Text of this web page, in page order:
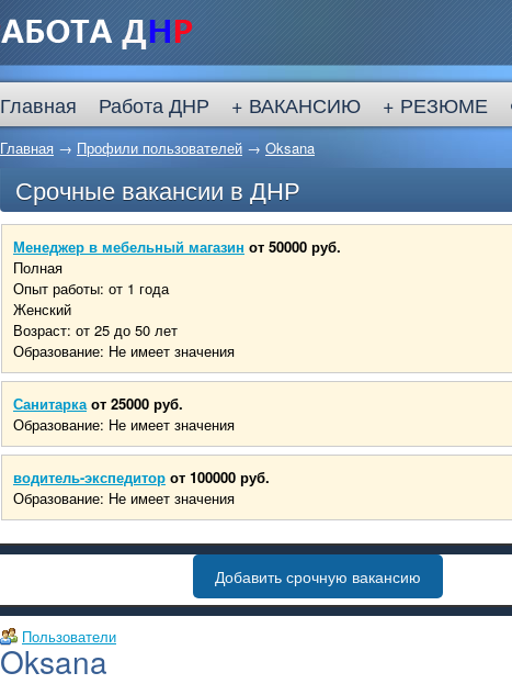
Главная Работа ДНР + ВАКАНСИЮ + РЕЗЮМЕ
Главная → Профили пользователей → Oksana
Срочные вакансии в ДНР
Менеджер в мебельный магазин от 50000 руб.
Полная
Опыт работы: от 1 года
Женский
Возраст: от 25 до 50 лет
Образование: Не имеет значения
Санитарка от 25000 руб.
Образование: Не имеет значения
водитель-экспедитор от 100000 руб.
Образование: Не имеет значения
Добавить срочную вакансию
Пользователи
Oksana